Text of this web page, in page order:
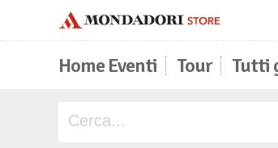
Home Eventi Tour Tutti